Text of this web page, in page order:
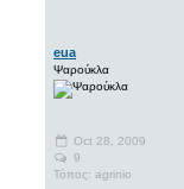
eua
Ψαρούκλα
Oct 28, 2009
9
Τόπος: agrinio